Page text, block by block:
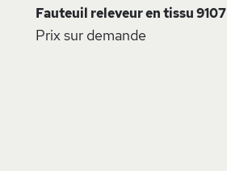
Fauteuil releveur en tissu 9107
Prix sur demande